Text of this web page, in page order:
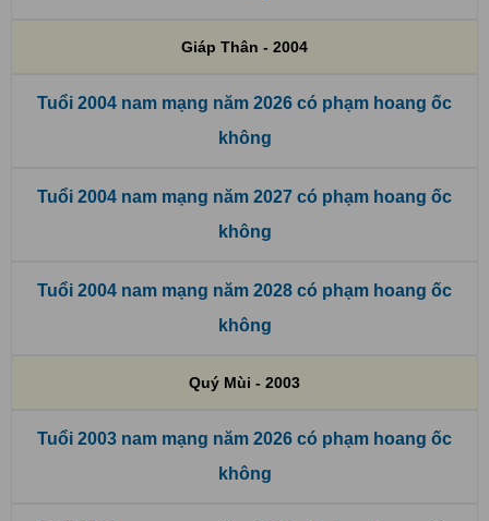
Giáp Thân - 2004
Tuổi 2004 nam mạng năm 2026 có phạm hoang ốc
không
Tuổi 2004 nam mạng năm 2027 có phạm hoang ốc
không
Tuổi 2004 nam mạng năm 2028 có phạm hoang ốc
không
Quý Mùi - 2003
Tuổi 2003 nam mạng năm 2026 có phạm hoang ốc
không